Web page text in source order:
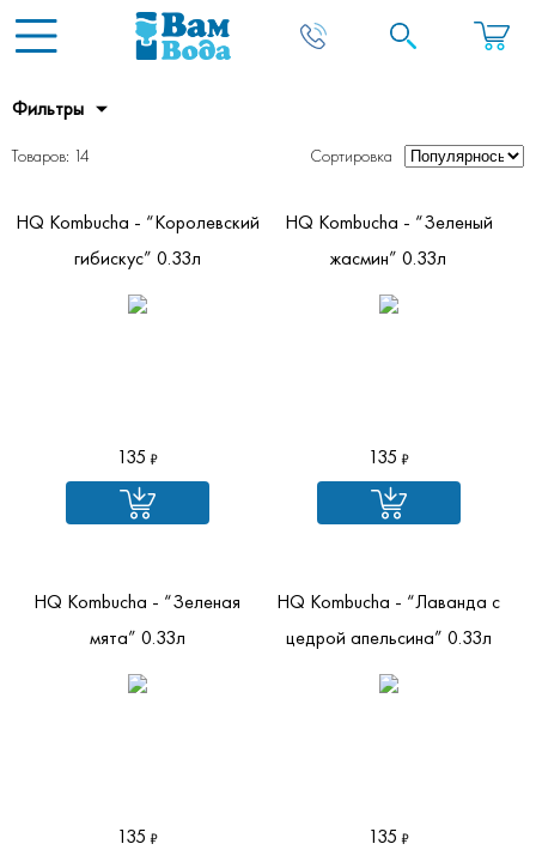
Фильтры
Товаров: 14 Сортировка
HQ Kombucha - “Королевский
гибискус” 0.33л
135
HQ Kombucha - “Зеленый
жасмин” 0.33л
135
HQ Kombucha - “Зеленая
мята” 0.33л
135
HQ Kombucha - “Лаванда с
цедрой апельсина” 0.33л
135